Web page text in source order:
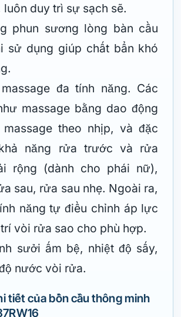
luôn duy trì sự sạch sẽ.
phun sương lòng bàn cầu
sử dụng giúp chất bẩn khó
đa tính năng. Các
massage bằng dao động
theo nhịp, và đặc
năng rửa trước và rửa
rộng (dành cho phái nữ),
sau, rửa sau nhẹ. Ngoài ra,
năng tự điều chỉnh áp lực
vòi rửa sao cho phù hợp.
sưởi ấm bệ, nhiệt độ sấy,
nước vòi rửa.
tiết của bồn cầu thông minh